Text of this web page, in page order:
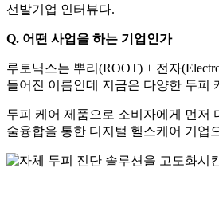
선발기업 인터뷰다.
Q. 어떤 사업을 하는 기업인가
루토닉스는 뿌리(ROOT) + 전자
들어진 이름인데 지금은 다양한 두피
두피 케어 제품으로 소비자에게 먼저
술융합을 통한 디지털 헬스케어 기업